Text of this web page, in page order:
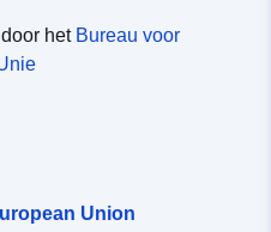
het Bureau voor
Union